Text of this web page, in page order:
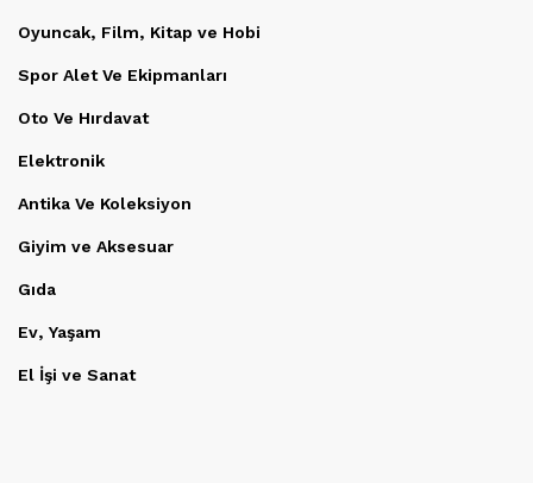
Oyuncak, Film, Kitap ve Hobi
Spor Alet Ve Ekipmanları
Oto Ve Hırdavat
Elektronik
Antika Ve Koleksiyon
Giyim ve Aksesuar
Gıda
Ev, Yaşam
El İşi ve Sanat